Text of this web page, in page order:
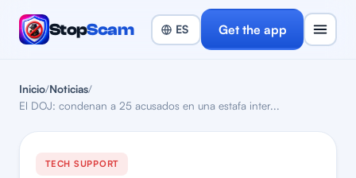
StopScam Get the app
Inicio/Noticias/
El DOJ: condenan a 25 acusados en una estafa inter...
TECH SUPPORT